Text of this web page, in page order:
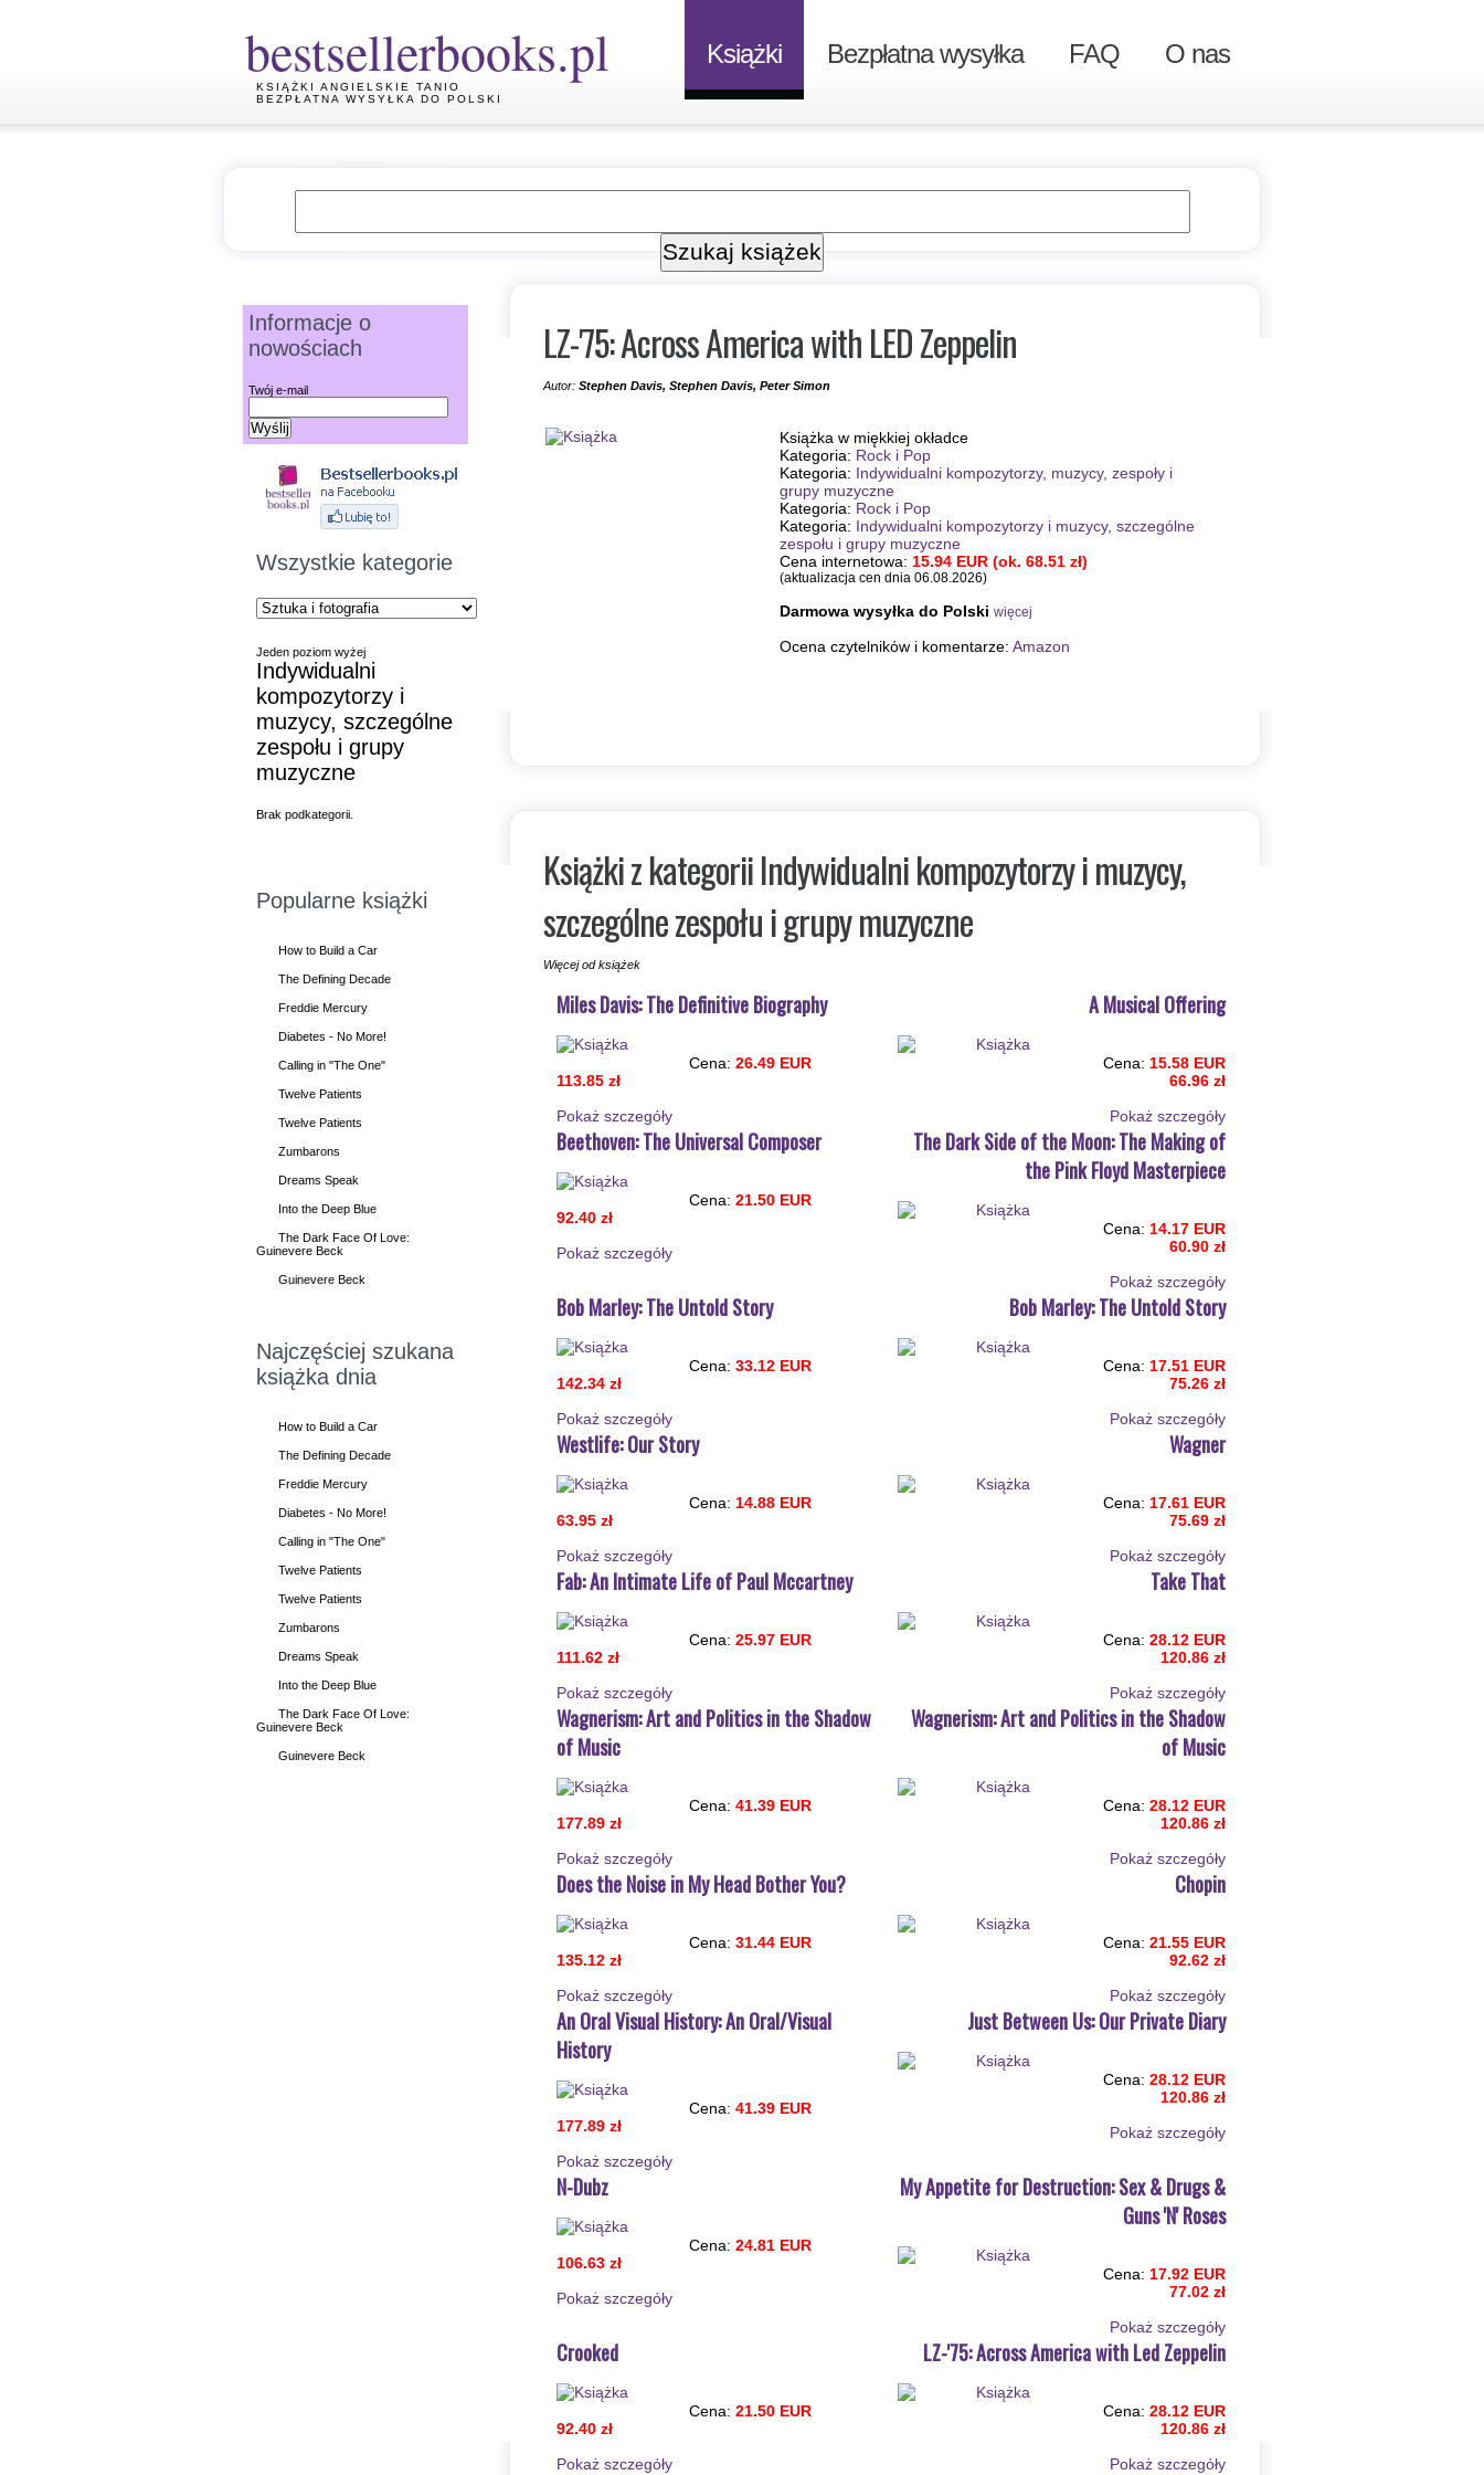
bestsellerbooks.pl
KSIĄŻKI ANGIELSKIE TANIO
BEZPŁATNA WYSYŁKA DO POLSKI
Książki Bezpłatna wysyłka FAQ O nas
LZ-'75: Across America with LED Zeppelin
Autor: Stephen Davis, Stephen Davis, Peter Simon
Książka w miękkiej okładce
Kategoria: Rock i Pop
Kategoria: Indywidualni kompozytorzy, muzycy, zespoły i
grupy muzyczne
Kategoria: Rock i Pop
Kategoria: Indywidualni kompozytorzy i muzycy, szczególne
zespołu i grupy muzyczne
Cena internetowa: 15.94 EUR (ok. 68.51 zł)
(aktualizacja cen dnia 06.08.2026)
Darmowa wysyłka do Polski więcej
Ocena czytelnikόw i komentarze: Amazon
Książki z kategorii Indywidualni kompozytorzy i muzycy,
szczególne zespołu i grupy muzyczne
Więcej od książek
Miles Davis: The Definitive Biography
Cena: 26.49 EUR
113.85 zł
Pokaż szczegόły
A Musical Offering
Cena: 15.58 EUR
66.96 zł
Pokaż szczegόły
Beethoven: The Universal Composer
Cena: 21.50 EUR
92.40 zł
Pokaż szczegόły
The Dark Side of the Moon: The Making of
the Pink Floyd Masterpiece
Cena: 14.17 EUR
60.90 zł
Pokaż szczegόły
Bob Marley: The Untold Story
Cena: 33.12 EUR
142.34 zł
Pokaż szczegόły
Bob Marley: The Untold Story
Cena: 17.51 EUR
75.26 zł
Pokaż szczegόły
Westlife: Our Story
Cena: 14.88 EUR
63.95 zł
Pokaż szczegόły
Wagner
Cena: 17.61 EUR
75.69 zł
Pokaż szczegόły
Fab: An Intimate Life of Paul Mccartney
Cena: 25.97 EUR
111.62 zł
Pokaż szczegόły
Take That
Cena: 28.12 EUR
120.86 zł
Pokaż szczegόły
Wagnerism: Art and Politics in the Shadow
of Music
Cena: 41.39 EUR
177.89 zł
Pokaż szczegόły
Wagnerism: Art and Politics in the Shadow
of Music
Cena: 28.12 EUR
120.86 zł
Pokaż szczegόły
Does the Noise in My Head Bother You?
Cena: 31.44 EUR
135.12 zł
Pokaż szczegόły
Chopin
Cena: 21.55 EUR
92.62 zł
Pokaż szczegόły
An Oral Visual History: An Oral/Visual
History
Cena: 41.39 EUR
177.89 zł
Pokaż szczegόły
Just Between Us: Our Private Diary
Cena: 28.12 EUR
120.86 zł
Pokaż szczegόły
N-Dubz
Cena: 24.81 EUR
106.63 zł
Pokaż szczegόły
My Appetite for Destruction: Sex & Drugs &
Guns 'N' Roses
Cena: 17.92 EUR
77.02 zł
Pokaż szczegόły
Crooked
Cena: 21.50 EUR
92.40 zł
Pokaż szczegόły
LZ-'75: Across America with Led Zeppelin
Cena: 28.12 EUR
120.86 zł
Pokaż szczegόły
Informacje o
nowościach
Twój e-mail
Wszystkie kategorie
Jeden poziom wyżej
Indywidualni
kompozytorzy i
muzycy, szczególne
zespołu i grupy
muzyczne
Brak podkategorii.
Popularne książki
How to Build a Car
The Defining Decade
Freddie Mercury
Diabetes - No More!
Calling in "The One"
Twelve Patients
Twelve Patients
Zumbarons
Dreams Speak
Into the Deep Blue
The Dark Face Of Love:
Guinevere Beck
Guinevere Beck
Najczęściej szukana
książka dnia
How to Build a Car
The Defining Decade
Freddie Mercury
Diabetes - No More!
Calling in "The One"
Twelve Patients
Twelve Patients
Zumbarons
Dreams Speak
Into the Deep Blue
The Dark Face Of Love:
Guinevere Beck
Guinevere Beck